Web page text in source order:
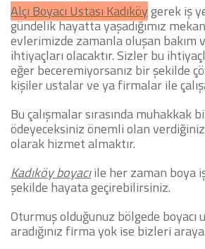
Alçı Boyacı Ustası Kadıköygerek iş
gündelik hayatta yaşadığımız
evlerimizde zamanla oluşan bakım
ihtiyaçları olacaktır. Sizler bu
eğer beceremiyorsanız bir şekilde
kişiler ustalar ve ya firmalar ile
Bu çalışmalar sırasında muhakkak
ödeyeceksiniz önemli olan verdiğiniz
olarak hizmet almaktır.
Kadıköy boyacıile her zaman boya
şekilde hayata geçirebilirsiniz.
Oturmuş olduğunuz bölgede boyacı
aradığınız firma yok ise bizleri